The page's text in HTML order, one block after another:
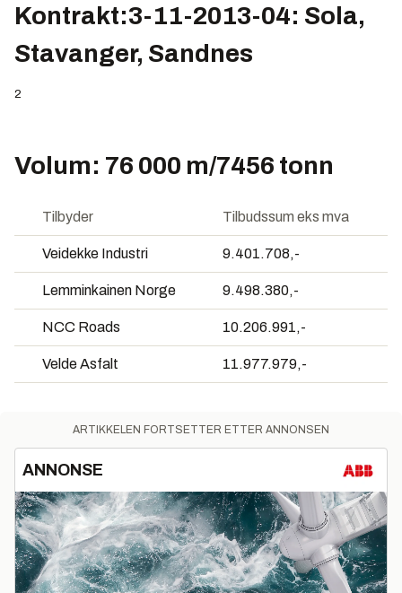
Kontrakt:3-11-2013-04: Sola,
Stavanger, Sandnes
2
Volum: 76 000 m/7456 tonn
Tilbyder Tilbudssum eks mva
Veidekke Industri 9.401.708,-
Lemminkainen Norge 9.498.380,-
NCC Roads 10.206.991,-
Velde Asfalt 11.977.979,-
ARTIKKELEN FORTSETTER ETTER ANNONSEN
ANNONSE